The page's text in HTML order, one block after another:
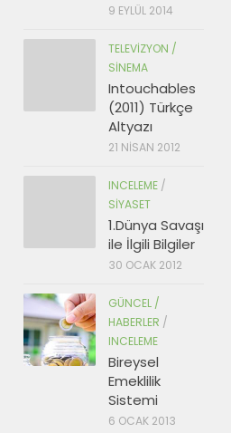
9 EYLÜL 2014
TELEVIZYON /
SINEMA
Intouchables
(2011) Türkçe
Altyazı
21 NISAN 2012
INCELEME /
SIYASET
1.Dünya Savaşı
ile İlgili Bilgiler
30 OCAK 2012
GÜNCEL /
HABERLER /
INCELEME
Bireysel
Emeklilik
Sistemi
6 OCAK 2013